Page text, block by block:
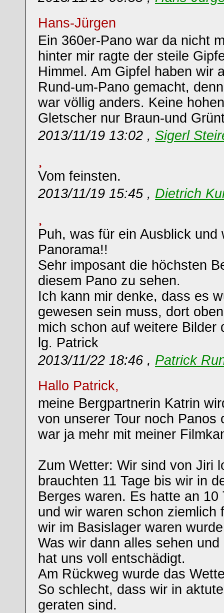
Hans-Jürgen
Ein 360er-Pano war da nicht
hinter mir ragte der steile
Himmel. Am Gipfel haben wir
Rund-um-Pano gemacht,
war völlig anders. Keine
Gletscher nur Braun-und
2013/11/19 13:02 , Sigerl
Vom feinsten.
2013/11/19 15:45 , Dietrich
Puh, was für ein Ausblick und
Panorama!!
Sehr imposant die höchsten
diesem Pano zu sehen.
Ich kann mir denke, dass es
gewesen sein muss, dort
mich schon auf weitere Bilder
lg. Patrick
2013/11/22 18:46 , Patrick
Hallo Patrick,
meine Bergpartnerin Katrin
von unserer Tour noch Panos
war ja mehr mit meiner
Zum Wetter: Wir sind von Jiri
brauchten 11 Tage bis wir in
Berges waren. Es hatte an 10
und wir waren schon ziemlich
wir im Basislager waren
Was wir dann alles sehen
hat uns voll entschädigt.
Am Rückweg wurde das
So schlecht, dass wir in
geraten sind.